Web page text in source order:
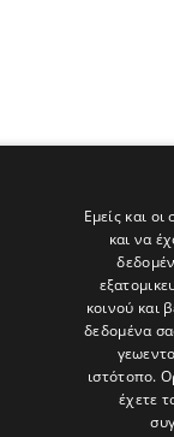
Εμείς και
και να
κοινού και
δεδομένα
ιστότοπο.
έχετε